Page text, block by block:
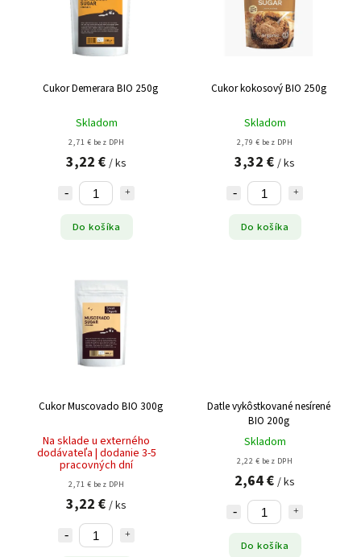
Najpredávanejšie
Cukor Demerara BIO 250g
Skladom
2,71 € bez DPH
3,22 € / ks
Do košíka
Cukor kokosový BIO 250g
Skladom
2,79 € bez DPH
3,32 € / ks
Do košíka
Cukor Muscovado BIO 300g
Na sklade u externého
dodávateľa | dodanie 3-5
pracovných dní
2,71 € bez DPH
3,22 € / ks
Datle vykôstkované nesírené
BIO 200g
Skladom
2,22 € bez DPH
2,64 € / ks
Do košíka